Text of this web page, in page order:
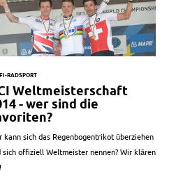
RADSPORT
Weltmeisterschaft
- wer sind die
kann sich das Regenbogentrikot überziehen
sich offiziell Weltmeister nennen? Wir klären